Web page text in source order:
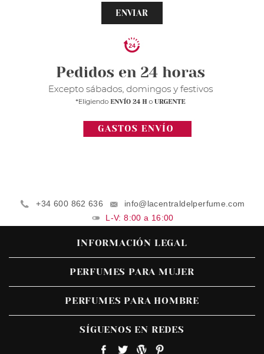
ENVIAR
+34 600 862 636
info@lacentraldelperfume.com
L-V: 8:00 a 16:00
INFORMACIÓN LEGAL
PERFUMES PARA MUJER
PERFUMES PARA HOMBRE
SÍGUENOS EN REDES